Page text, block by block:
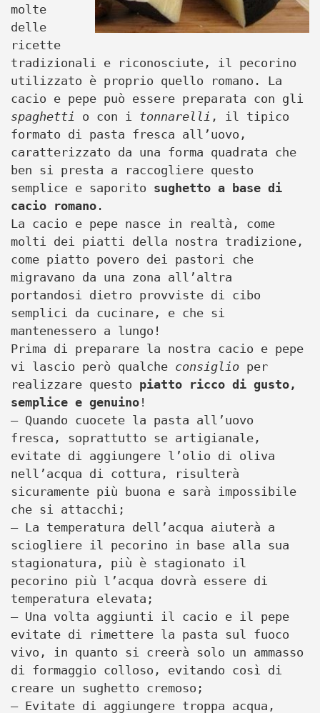
molte
delle
ricette
tradizionali e riconosciute, il pecorino
utilizzato è proprio quello romano. La
cacio e pepe può essere preparata con gli
spaghetti o con i tonnarelli , il tipico
formato di pasta fresca all’uovo,
caratterizzato da una forma quadrata che
ben si presta a raccogliere questo
semplice e saporito sughetto a base di
cacio romano .
La cacio e pepe nasce in realtà, come
molti dei piatti della nostra tradizione,
come piatto povero dei pastori che
migravano da una zona all’altra
portandosi dietro provviste di cibo
semplici da cucinare, e che si
mantenessero a lungo!
Prima di preparare la nostra cacio e pepe
vi lascio però qualche consiglio per
realizzare questo piatto ricco di gusto,
semplice e genuino !
– Quando cuocete la pasta all’uovo
fresca, soprattutto se artigianale,
evitate di aggiungere l’olio di oliva
nell’acqua di cottura, risulterà
sicuramente più buona e sarà impossibile
che si attacchi;
– La temperatura dell’acqua aiuterà a
sciogliere il pecorino in base alla sua
stagionatura, più è stagionato il
pecorino più l’acqua dovrà essere di
temperatura elevata;
– Una volta aggiunti il cacio e il pepe
evitate di rimettere la pasta sul fuoco
vivo, in quanto si creerà solo un ammasso
di formaggio colloso, evitando così di
creare un sughetto cremoso;
– Evitate di aggiungere troppa acqua,